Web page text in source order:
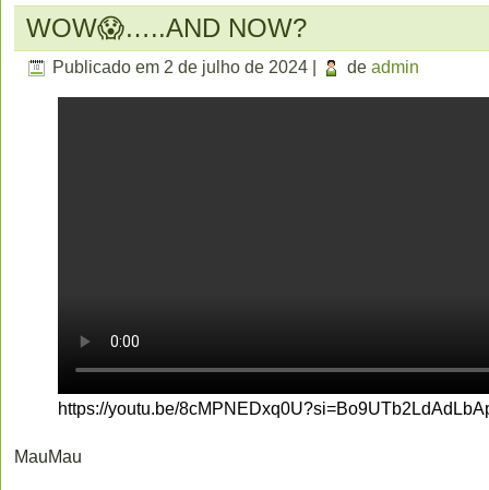
WOW😱…..AND NOW?
Publicado em 2 de julho de 2024 de admin
https://youtu.be/
MauMau